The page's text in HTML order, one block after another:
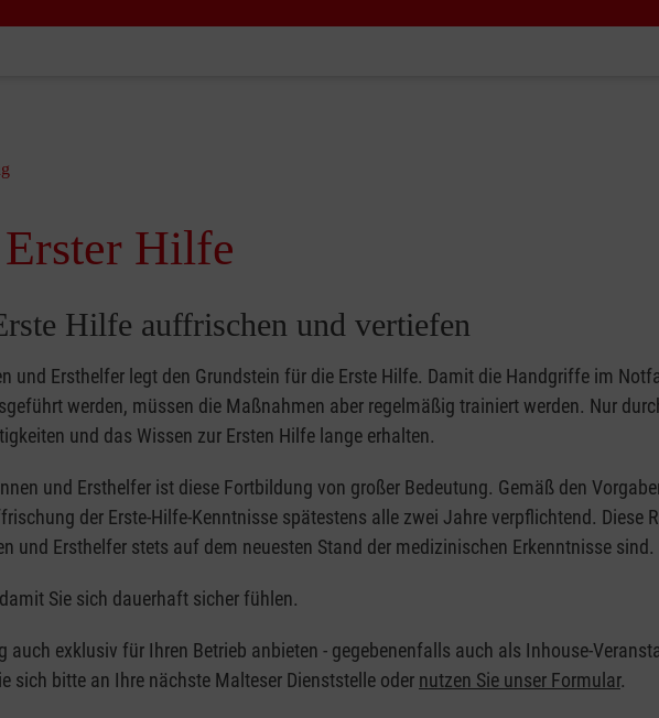
Hilfe
Hilfe auffrischen und vertiefen
und Ersthelfer legt den Grundstein für die Erste Hilfe. Damit die Handgriffe im
werden, müssen die Maßnahmen aber regelmäßig trainiert werden. Nur
und das Wissen zur Ersten Hilfe lange erhalten.
und Ersthelfer ist diese Fortbildung von großer Bedeutung. Gemäß den
der Erste-Hilfe-Kenntnisse spätestens alle zwei Jahre verpflichtend. Diese
und Ersthelfer stets auf dem neuesten Stand der medizinischen Erkenntnisse sind.
Sie sich dauerhaft sicher fühlen.
auch exklusiv für Ihren Betrieb anbieten - gegebenenfalls auch als Inhouse-
sich bitte an Ihre nächste Malteser Dienststelle oder nutzen Sie unser Formular.